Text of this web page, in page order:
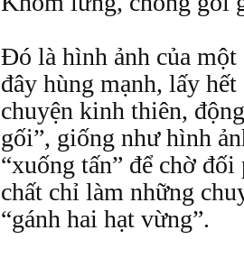
Đó là hình ảnh của một
đây hùng mạnh, lấy
chuyện kinh thiên,
gối”, giống như hình
“xuống tấn” để chờ
chất chỉ làm những
“gánh hai hạt vừng”.